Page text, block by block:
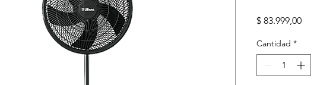
$ 83.999,00Precio
Cantidad *